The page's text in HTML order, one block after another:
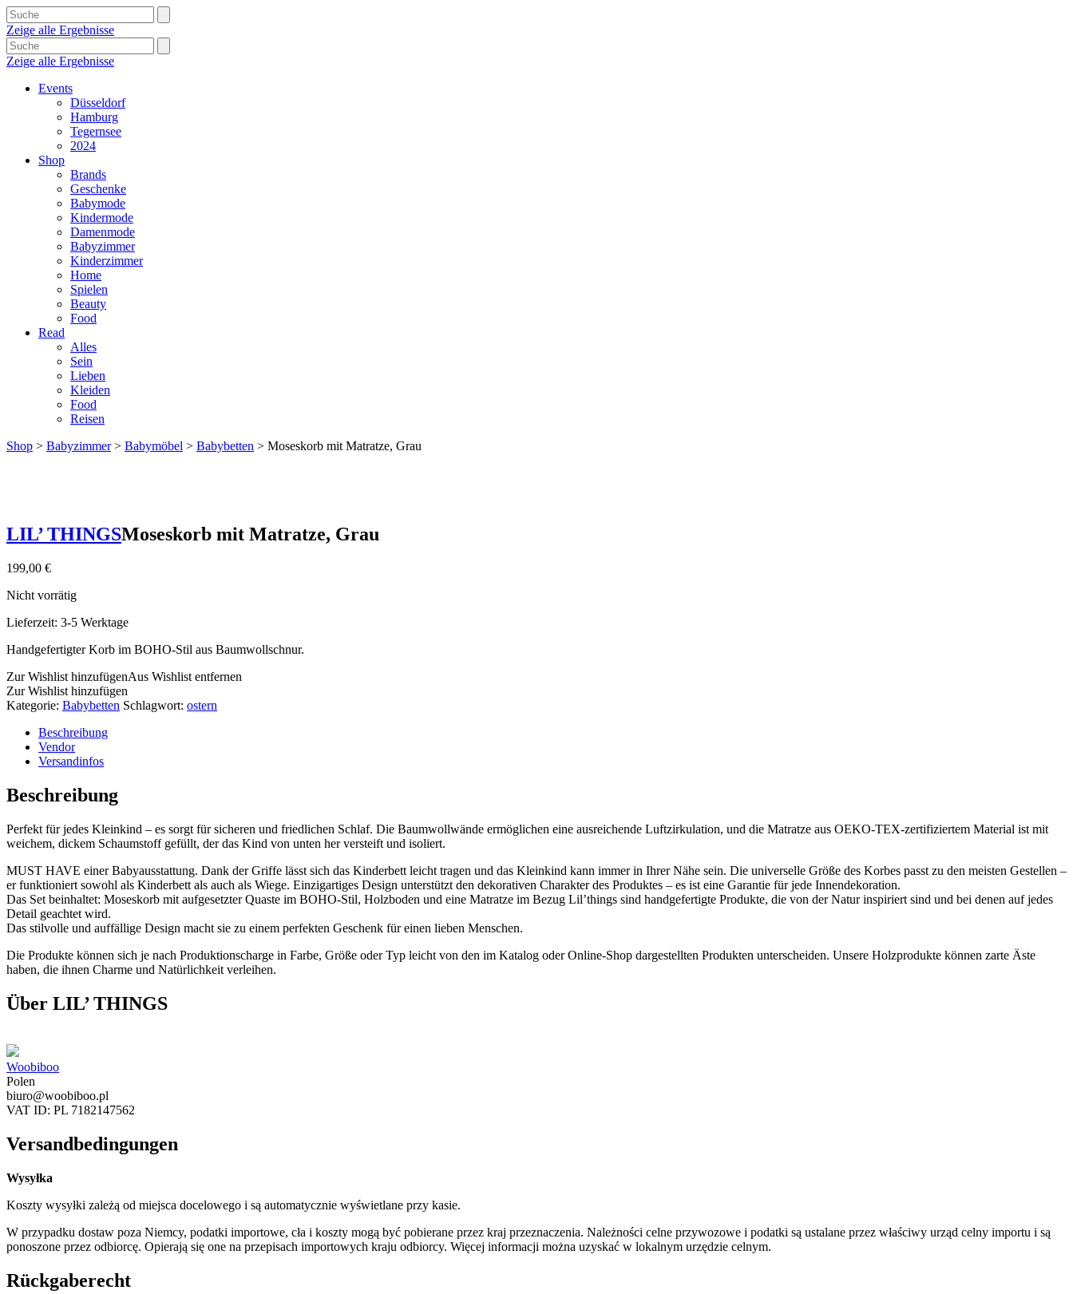
Zeige alle Ergebnisse
Zeige alle Ergebnisse
Events
Düsseldorf
Hamburg
Tegernsee
2024
Shop
Brands
Geschenke
Babymode
Kindermode
Damenmode
Babyzimmer
Kinderzimmer
Home
Spielen
Beauty
Food
Read
Alles
Sein
Lieben
Kleiden
Food
Reisen
Shop > Babyzimmer> Babymöbel > Babybetten > Moseskorb mit Matratze, Grau
LIL’ THINGSMoseskorb mit Matratze, Grau
199,00 €
Nicht vorrätig
Lieferzeit: 3-5 Werktage
Handgefertigter Korb im BOHO-Stil aus Baumwollschnur.
Zur Wishlist hinzufügenAus Wishlist entfernen
Zur Wishlist hinzufügen
Kategorie: Babybetten Schlagwort: ostern
Beschreibung
Vendor
Versandinfos
Beschreibung
Perfekt für jedes Kleinkind – es sorgt für sicheren und friedlichen Schlaf. Die Baumwollwände ermöglichen eine ausreichende Luftzirkulation, und die Matratze aus OEKO-TEX-zertifiziertem Material ist mit
weichem, dickem Schaumstoff gefüllt, der das Kind von unten her versteift und isoliert.
MUST HAVE einer Babyausstattung. Dank der Griffe lässt sich das Kinderbett leicht tragen und das Kleinkind kann immer in Ihrer Nähe sein. Die universelle Größe des Korbes passt zu den meisten Gestellen –
er funktioniert sowohl als Kinderbett als auch als Wiege. Einzigartiges Design unterstützt den dekorativen Charakter des Produktes – es ist eine Garantie für jede Innendekoration.
Das Set beinhaltet: Moseskorb mit aufgesetzter Quaste im BOHO-Stil, Holzboden und eine Matratze im Bezug Lil’things sind handgefertigte Produkte, die von der Natur inspiriert sind und bei denen auf jedes
Detail geachtet wird.
Das stilvolle und auffällige Design macht sie zu einem perfekten Geschenk für einen lieben Menschen.
Die Produkte können sich je nach Produktionscharge in Farbe, Größe oder Typ leicht von den im Katalog oder Online-Shop dargestellten Produkten unterscheiden. Unsere Holzprodukte können zarte Äste
haben, die ihnen Charme und Natürlichkeit verleihen.
Über LIL’ THINGS
Woobiboo
Polen
biuro@woobiboo.pl
VAT ID: PL 7182147562
Versandbedingungen
Wysyłka
Koszty wysyłki zależą od miejsca docelowego i są automatycznie wyświetlane przy kasie.
W przypadku dostaw poza Niemcy, podatki importowe, cła i koszty mogą być pobierane przez kraj przeznaczenia. Należności celne przywozowe i podatki są ustalane przez właściwy urząd celny importu i są
ponoszone przez odbiorcę. Opierają się one na przepisach importowych kraju odbiorcy. Więcej informacji można uzyskać w lokalnym urzędzie celnym.
Rückgaberecht